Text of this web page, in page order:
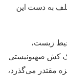
به دست این
زیست،
کش صهیونیستی
مقتدر می‌گذرد،